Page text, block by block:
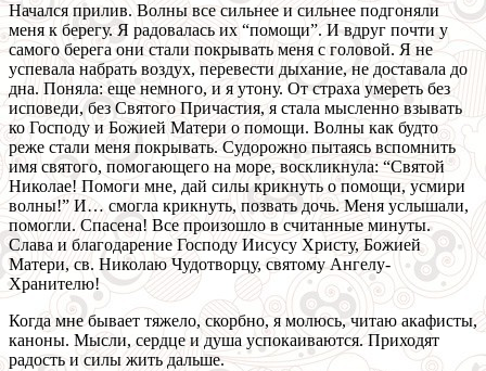
Начался прилив. Волны все сильнее и сильнее подгоняли
меня к берегу. Я радовалась их “помощи”. И вдруг почти у
самого берега они стали покрывать меня с головой. Я не
успевала набрать воздух, перевести дыхание, не доставала до
дна. Поняла: еще немного, и я утону. От страха умереть без
исповеди, без Святого Причастия, я стала мысленно взывать
ко Господу и Божией Матери о помощи. Волны как будто
реже стали меня покрывать. Судорожно пытаясь вспомнить
имя святого, помогающего на море, воскликнула: “Святой
Николае! Помоги мне, дай силы крикнуть о помощи, усмири
волны!” И… смогла крикнуть, позвать дочь. Меня услышали,
помогли. Спасена! Все произошло в считанные минуты.
Слава и благодарение Господу Иисусу Христу, Божией
Матери, св. Николаю Чудотворцу, святому Ангелу-
Хранителю!
Когда мне бывает тяжело, скорбно, я молюсь, читаю акафисты,
каноны. Мысли, сердце и душа успокаиваются. Приходят
радость и силы жить дальше.